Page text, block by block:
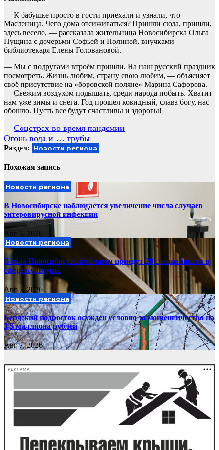
— К бабушке просто в гости приехали и узнали, что
Масленица. Чего дома отсиживаться? Пришли сюда, пришли,
здесь весело, — рассказала жительница Новосибирска Ольга
Пущина с дочерьми Софьей и Полиной, внучками
библиотекаря Елены Головановой.
— Мы с подругами втроём пришли. На наш русский праздник
посмотреть. Жизнь любим, страну свою любим, — объясняет
своё присутствие на «боровской поляне» Марина Сафорова.
— Свежим воздухом подышать, среди народа побыть. Хватит
нам уже зимы и снега. Год прошел ковидный, слава богу, нас
обошло. Пусть все будут счастливы и здоровы!
Навигация
по
записям
Соцстрах во время пандемии
Огонь вода и … трубы
Раздел: Новости региона
Похожая запись
Новости региона
В Новосибирске наблюдается увеличение числа случаев
энтеровирусной инфекции
Авг 7, 2026
Новости региона
В сёла Новосибирской области приедут 20 специалистов в
сфере культуры
Авг 7, 2026
Новости региона
Бердский подросток осужден условно за мошенничество на
3,5 миллиона рублей
Авг 7, 2026
РЕКЛАМА